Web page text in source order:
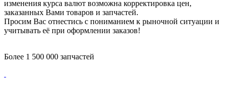
изменения курса валют возможна корректировка цен,
заказанных Вами товаров и запчастей.
Просим Вас отнестись с пониманием к рыночной ситуации и
учитывать её при оформлении заказов!
Более 1 500 000 запчастей